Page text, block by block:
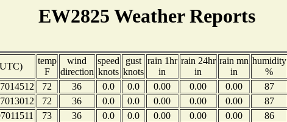
EW2825 Weather Reports
temp
F
wind
direction
speed
knots
gust
knots
rain 1hr
in
rain 24hr
in
rain mn
in
humidity
%
72 36 0.0 0.0 0.00 0.00 0.00 87
72 36 0.0 0.0 0.00 0.00 0.00 87
73 36 0.0 0.0 0.00 0.00 0.00 86